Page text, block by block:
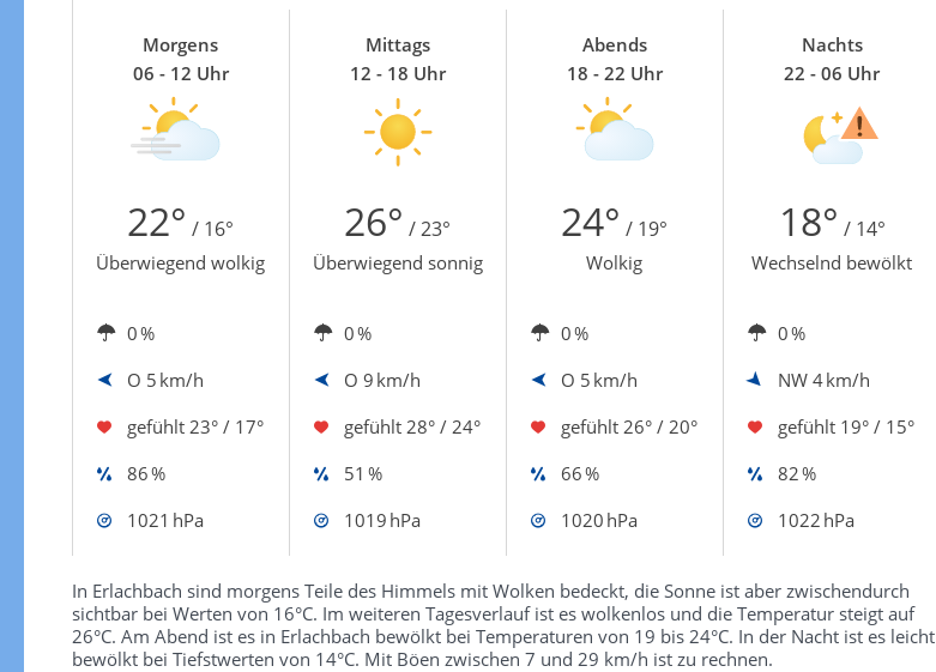
Morgens
06 - 12 Uhr
Mittags
12 - 18 Uhr
Abends
18 - 22 Uhr
Nachts
22 - 06 Uhr
22° / 16° 26° / 23° 24° / 19° 18° / 14°
Überwiegend wolkig Überwiegend sonnig Wolkig Wechselnd bewölkt
0 % 0 % 0 %
0 %
O 5 km/h O 9 km/h O 5 km/h NW 4 km/h
gefühlt 23° / 17° gefühlt 28° / 24° gefühlt 26° / 20° gefühlt 19° / 15°
86 %
51 % 66 %
82 %
1021 hPa
1019 hPa 1020 hPa 1022 hPa
In Erlachbach sind morgens Teile des Himmels mit Wolken bedeckt, die Sonne ist aber zwischendurch
sichtbar bei Werten von 16°C. Im weiteren Tagesverlauf ist es wolkenlos und die Temperatur steigt auf
26°C. Am Abend ist es in Erlachbach bewölkt bei Temperaturen von 19 bis 24°C. In der Nacht ist es leicht
bewölkt bei Tiefstwerten von 14°C. Mit Böen zwischen 7 und 29 km/h ist zu rechnen.